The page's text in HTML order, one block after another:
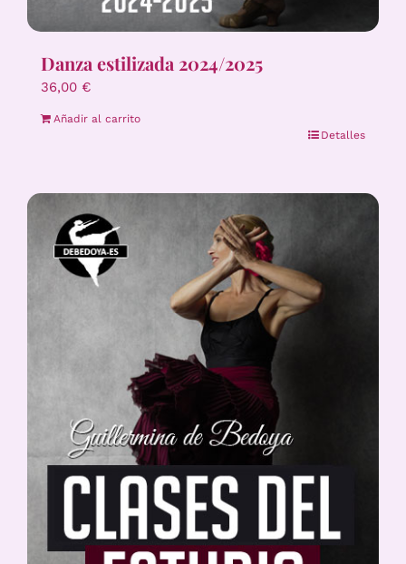
Danza estilizada 2024/2025
36,00 €
Añadir al carrito
Detalles